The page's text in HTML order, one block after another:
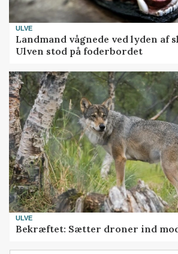
ULVE
Landmand vågnede ved lyden af
Ulven stod på foderbordet
ULVE
Bekræftet: Sætter droner ind